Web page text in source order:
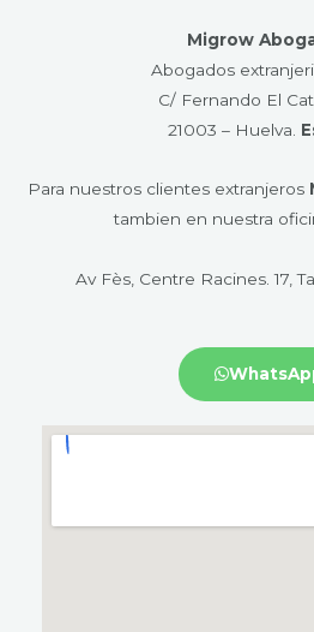
Migrow
Abogados
C/ Fernando El
21003 – Huelva​.
Para nuestros clientes extranjeros
tambien en nuestra
Av Fès, Centre Racines. 17,